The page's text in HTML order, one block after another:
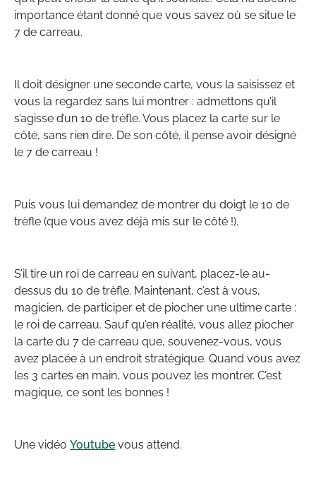
importance étant donné que vous savez où se situe le
7 de carreau.
Il doit désigner une seconde carte, vous la saisissez et
vous la regardez sans lui montrer : admettons qu’il
s’agisse d’un 10 de trèfle. Vous placez la carte sur le
côté, sans rien dire. De son côté, il pense avoir désigné
le 7 de carreau !
Puis vous lui demandez de montrer du doigt le 10 de
trèfle (que vous avez déjà mis sur le côté !).
S’il tire un roi de carreau en suivant, placez-le au-
dessus du 10 de trèfle. Maintenant, c’est à vous,
magicien, de participer et de piocher une ultime carte :
le roi de carreau. Sauf qu’en réalité, vous allez piocher
la carte du 7 de carreau que, souvenez-vous, vous
avez placée à un endroit stratégique. Quand vous avez
les 3 cartes en main, vous pouvez les montrer. C’est
magique, ce sont les bonnes !
Une vidéo Youtube vous attend.